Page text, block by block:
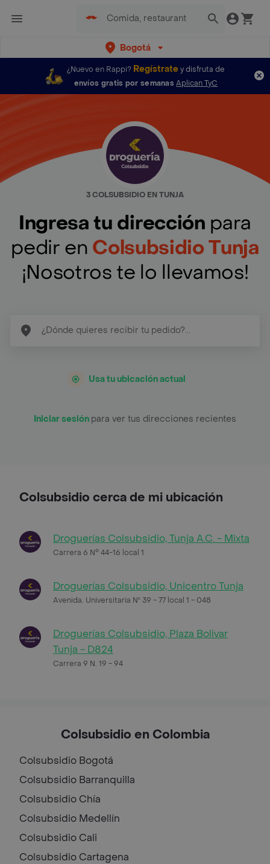
Bogotá
¿Nuevo en Rappi? Regístratey disfruta de
envíos gratis por semanas Aplican TyC
3 COLSUBSIDIO EN TUNJA
Ingresa tu dirección para
pedir en Colsubsidio Tunja
¡Nosotros te lo llevamos!
Usa tu ubicación actual
Iniciar sesión para ver tus direcciones recientes
Colsubsidio cerca de mi ubicación
Droguerías Colsubsidio, Tunja A.C. - Mixta
Carrera 6 N° 44-16 local 1
Droguerías Colsubsidio, Unicentro Tunja
Avenida. Universitaria Nº 39 - 77 local 1 - 048
Droguerías Colsubsidio, Plaza Bolivar
Tunja - D824
Carrera 9 N. 19 - 94
Colsubsidio en Colombia
Colsubsidio Bogotá
Colsubsidio Barranquilla
Colsubsidio Chía
Colsubsidio Medellín
Colsubsidio Cali
Colsubsidio Cartagena